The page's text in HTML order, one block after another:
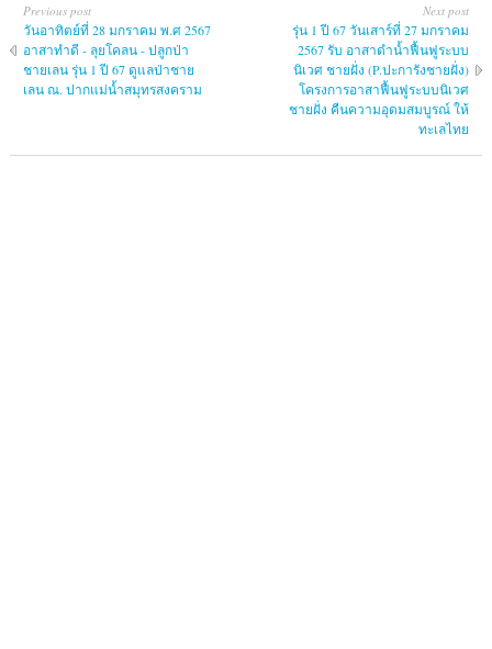
Previous post
วันอาทิตย์ที่ 28 มกราคม พ.ศ 2567
อาสาทำดี - ลุยโคลน - ปลูกป่า
ชายเลน รุ่น 1 ปี 67 ดูแลป่าชาย
เลน ณ. ปากแม่น้ำสมุทรสงคราม
Next post
รุ่น 1 ปี 67 วันเสาร์ที่ 27 มกราคม
2567 รับ อาสาดำน้ำฟื้นฟูระบบ
นิเวศ ชายฝั่ง (P.ปะการังชายฝั่ง)
โครงการอาสาฟื้นฟูระบบนิเวศ
ชายฝั่ง คืนความอุดมสมบูรณ์ ให้
ทะเลไทย